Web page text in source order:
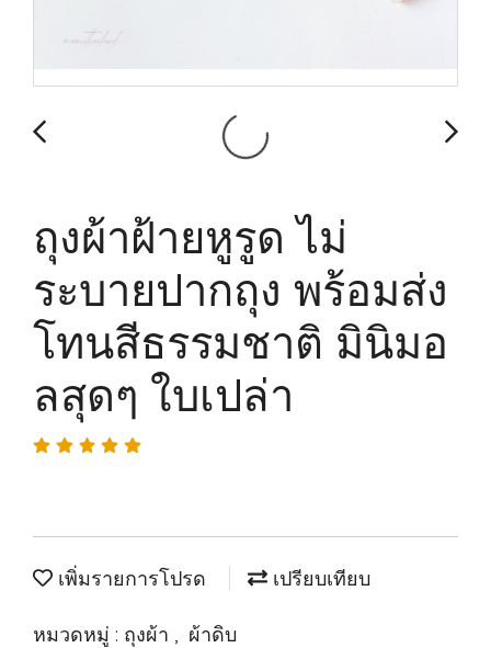
ถุงผ้าฝ้ายหูรูด ไม่
ระบายปากถุง พร้อมส่ง
โทนสีธรรมชาติ มินิมอ
ลสุดๆ ใบเปล่า
เพิ่มรายการโปรด เปรียบเทียบ
หมวดหมู่ : ถุงผ้า , ผ้าดิบ